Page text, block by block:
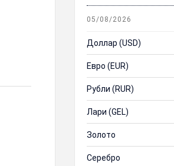
05/08/2026
Доллар (USD)
Евро (EUR)
Рубли (RUR)
Лари (GEL)
Золото
Серебро